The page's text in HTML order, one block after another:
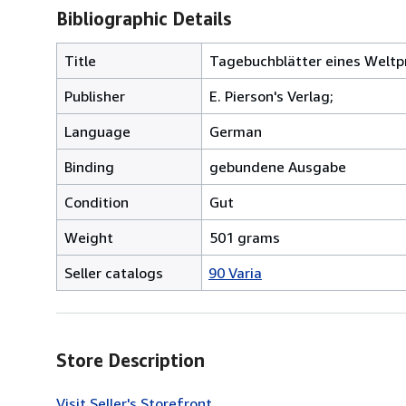
Bibliographic Details
Title
Tagebuchblätter eines
Publisher
E. Pierson's Verlag;
Language
German
Binding
gebundene Ausgabe
Condition
Gut
Weight
501 grams
Seller catalogs
90 Varia
Store Description